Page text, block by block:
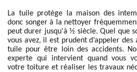
La tuile protège la maison des
donc songer à la nettoyer
peut durer jusqu'à ½ siècle. Quel que
vous avez, il est prudent d’appeler
tuile pour être loin des accidents.
experte qui intervient quand vous
votre toiture et réaliser les travaux